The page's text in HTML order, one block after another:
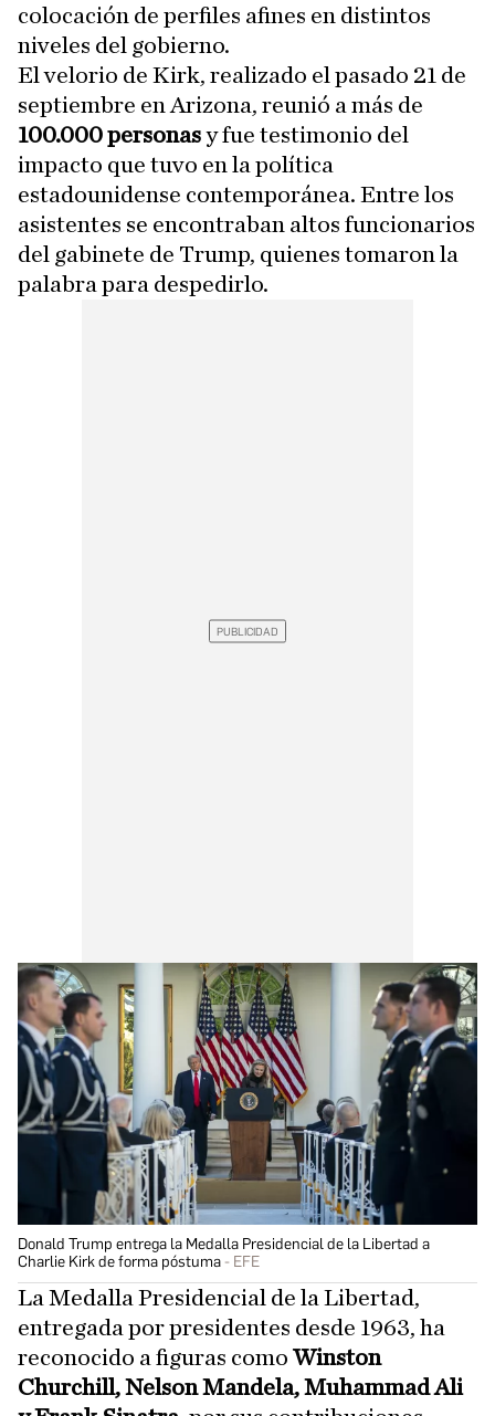
colocación de perfiles afines en distintos
niveles del gobierno.
El velorio de Kirk, realizado el pasado 21 de
septiembre en Arizona, reunió a más de
100.000 personasy fue testimonio del
impacto que tuvo en la política
estadounidense contemporánea. Entre los
asistentes se encontraban altos funcionarios
del gabinete de Trump, quienes tomaron la
palabra para despedirlo.
Donald Trump entrega la Medalla Presidencial de la Libertad a
Charlie Kirk de forma póstuma
EFE
La Medalla Presidencial de la Libertad,
entregada por presidentes desde 1963, ha
reconocido a figuras como Winston
Churchill, Nelson Mandela, Muhammad Ali